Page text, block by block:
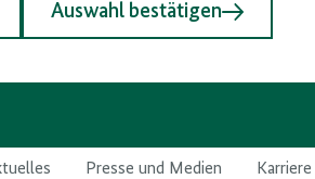
Auswahl bestätigen
Presse und Medien Karriere